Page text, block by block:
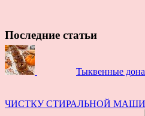
Последние статьи
Тыквенные
ЧИСТКУ СТИРАЛЬНОЙ